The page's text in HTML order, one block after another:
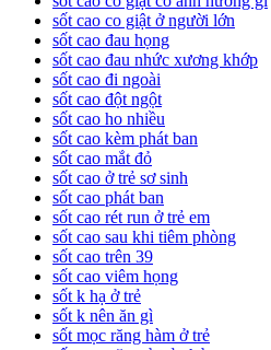
sốt cao co giật ở người lớn
sốt cao đau họng
sốt cao đau nhức xương khớp
sốt cao đi ngoài
sốt cao đột ngột
sốt cao ho nhiều
sốt cao kèm phát ban
sốt cao mắt đỏ
sốt cao ở trẻ sơ sinh
sốt cao phát ban
sốt cao rét run ở trẻ em
sốt cao sau khi tiêm phòng
sốt cao trên 39
sốt cao viêm họng
sốt k hạ ở trẻ
sốt k nên ăn gì
sốt mọc răng hàm ở trẻ